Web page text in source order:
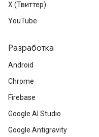
X (Твиттер)
YouTube
Разработка
Android
Chrome
Firebase
Google AI Studio
Google Antigravity